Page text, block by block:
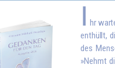
I hr
enthüllt,
des
»Nehmt